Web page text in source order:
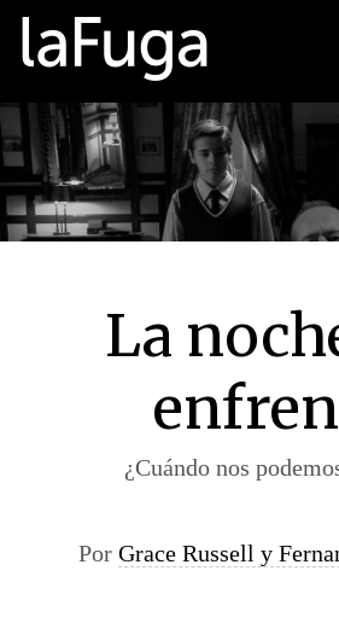
La
¿Cuándo nos
Por Grace Russell y